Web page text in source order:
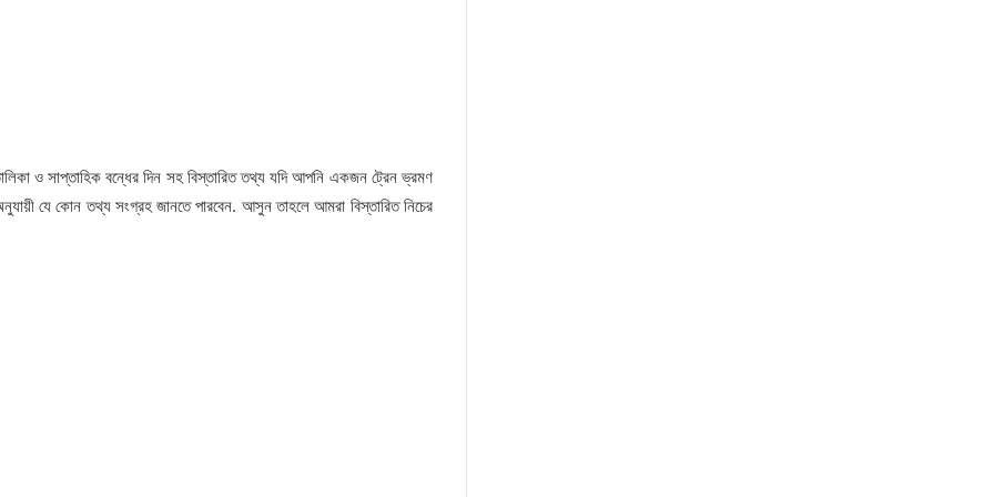
ও সাপ্তাহিক বন্ধের দিন সহ বিস্তারিত তথ্য যদি আপনি একজন ট্রেন ভ্রমণ
যে কোন তথ্য সংগ্রহ জানতে পারবেন. আসুন তাহলে আমরা বিস্তারিত নিচের